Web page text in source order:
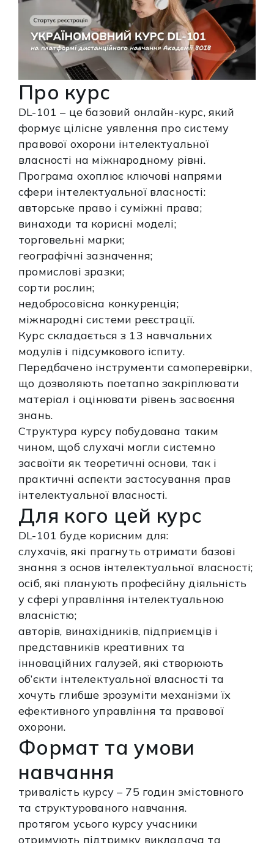
Про курс
DL-101 – це базовий онлайн-курс, який
формує цілісне уявлення про систему
правової охорони інтелектуальної
власності на міжнародному рівні.
Програма охоплює ключові напрями
сфери інтелектуальної власності:
авторське право і суміжні права;
винаходи та корисні моделі;
торговельні марки;
географічні зазначення;
промислові зразки;
сорти рослин;
недобросовісна конкуренція;
міжнародні системи реєстрації.
Курс складається з 13 навчальних
модулів і підсумкового іспиту.
Передбачено інструменти самоперевірки,
що дозволяють поетапно закріплювати
матеріал і оцінювати рівень засвоєння
знань.
Структура курсу побудована таким
чином, щоб слухачі могли системно
засвоїти як теоретичні основи, так і
практичні аспекти застосування прав
інтелектуальної власності.
Для кого цей курс
DL-101 буде корисним для:
слухачів, які прагнуть отримати базові
знання з основ інтелектуальної власності;
осіб, які планують професійну діяльність
у сфері управління інтелектуальною
власністю;
авторів, винахідників, підприємців і
представників креативних та
інноваційних галузей, які створюють
об’єкти інтелектуальної власності та
хочуть глибше зрозуміти механізми їх
ефективного управління та правової
охорони.
Формат та умови
навчання
тривалість курсу – 75 годин змістовного
та структурованого навчання.
протягом усього курсу учасники
отримують підтримку викладача та